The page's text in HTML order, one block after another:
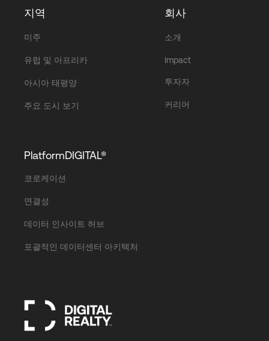
지역
미주
유럽 및 아프리카
아시아 태평양
주요 도시 보기
회사
소개
Impact
투자자
커리어
PlatformDIGITAL®
코로케이션
연결성
데이터 인사이트 허브
포괄적인 데이터센터 아키텍처